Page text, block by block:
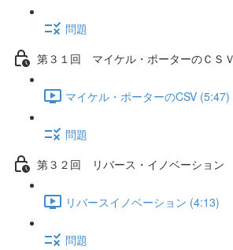
問題
第３１回 マイケル・ポーターのＣＳＶ
マイケル・ポーターのCSV (5:47)
問題
第３２回 リバース・イノベーション
リバースイノベーション (4:13)
問題